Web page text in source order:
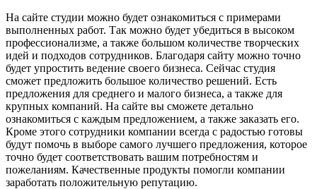
На сайте студии можно будет ознакомиться с примерами
выполненных работ. Так можно будет убедиться в высоком
профессионализме, а также большом количестве творческих
идей и подходов сотрудников. Благодаря сайту можно точно
будет упростить ведение своего бизнеса. Сейчас студия
сможет предложить большое количество решений. Есть
предложения для среднего и малого бизнеса, а также для
крупных компаний. На сайте вы сможете детально
ознакомиться с каждым предложением, а также заказать его.
Кроме этого сотрудники компании всегда с радостью готовы
будут помочь в выборе самого лучшего предложения, которое
точно будет соответствовать вашим потребностям и
пожеланиям. Качественные продукты помогли компании
заработать положительную репутацию.